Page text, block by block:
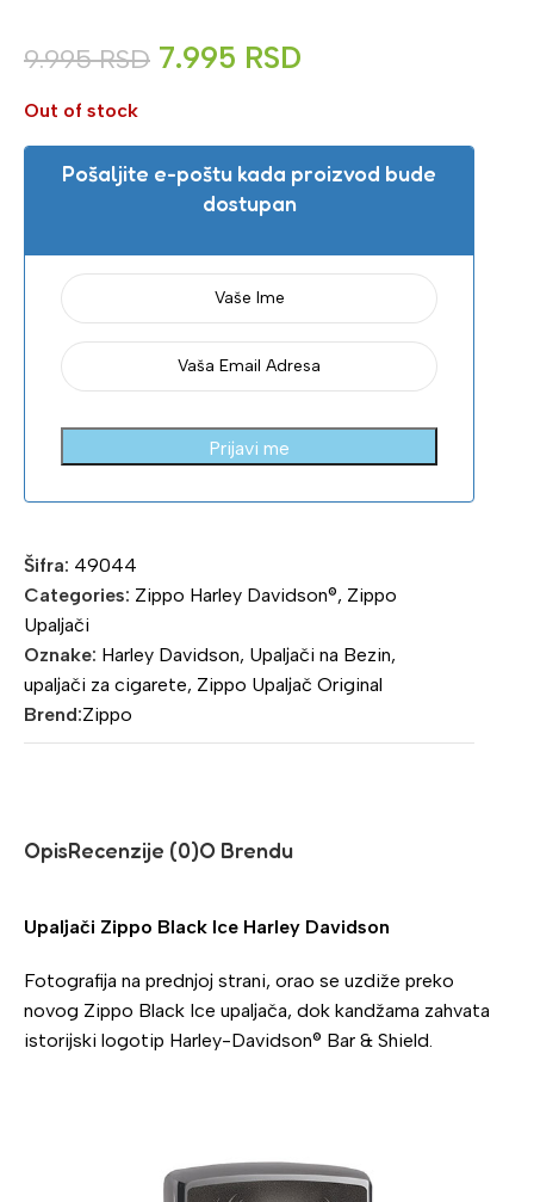
9.995RSD 7.995 RSD
Out of stock
Pošaljite e-poštu kada proizvod bude
dostupan
Prijavi me
Šifra: 49044
Categories: Zippo Harley Davidson®, Zippo
Upaljači
Oznake: Harley Davidson, Upaljači na Bezin,
upaljači za cigarete, Zippo Upaljač Original
Brend:Zippo
OpisRecenzije (0)O Brendu
Upaljači Zippo Black Ice Harley Davidson
Fotografija na prednjoj strani, orao se uzdiže preko
novog Zippo Black Ice upaljača, dok kandžama zahvata
istorijski logotip Harley-Davidson® Bar & Shield.